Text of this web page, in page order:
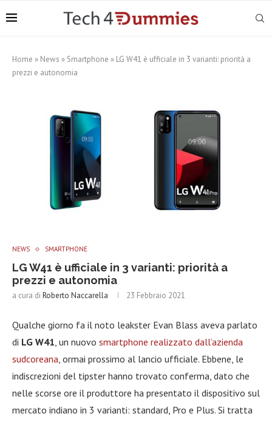
Home » News » Smartphone » LG W41 è ufficiale in 3 varianti: priorità a
prezzi e autonomia
NEWS SMARTPHONE
LG W41 è ufficiale in 3 varianti: priorità a
prezzi e autonomia
a cura di Roberto Naccarella 23 Febbraio 2021
Qualche giorno fa il noto leakster Evan Blass aveva parlato
di LG W41, un nuovo smartphone realizzato dall’azienda
sudcoreana, ormai prossimo al lancio ufficiale. Ebbene, le
indiscrezioni del tipster hanno trovato conferma, dato che
nelle scorse ore il produttore ha presentato il dispositivo sul
mercato indiano in 3 varianti: standard, Pro e Plus. Si tratta